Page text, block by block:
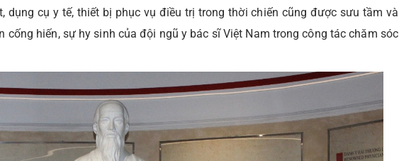
dụng cụ y tế, thiết bị phục vụ điều trị trong thời chiến cũng được sưu tầm và
cống hiến, sự hy sinh của đội ngũ y bác sĩ Việt Nam trong công tác chăm sóc